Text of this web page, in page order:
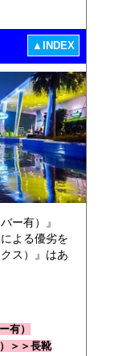
▲INDEX
ー有）』
よる優劣を
ス）』はあ
有）
＞＞長靴